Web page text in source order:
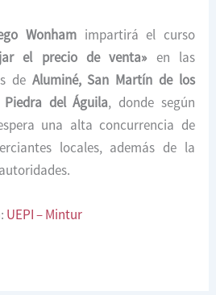
Wonhamimpartirá el curso
el precio de venta»en las
de Aluminé, San Martín de los
del Águila, donde según
una alta concurrencia de
locales, además de la
UEPI – Mintur